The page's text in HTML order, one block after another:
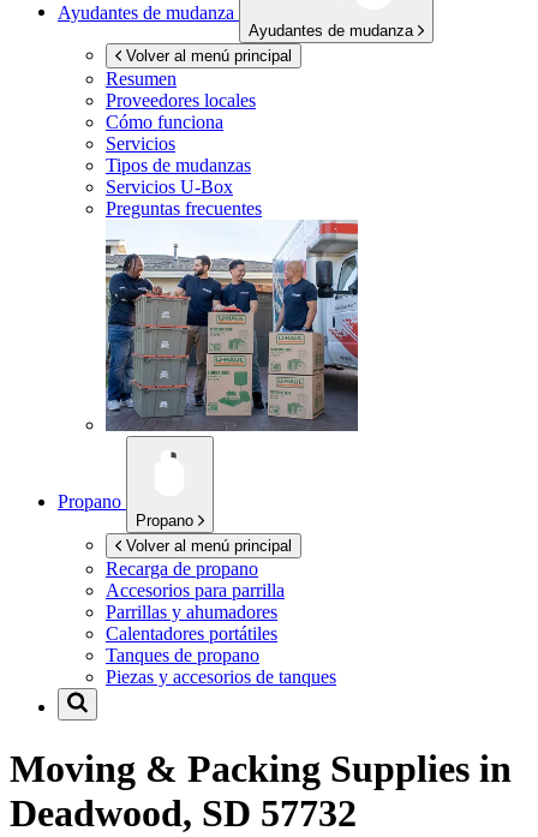
Ayudantes de mudanza
Ayudantes de mudanza
Volver al menú principal
Resumen
Proveedores locales
Cómo funciona
Servicios
Tipos de mudanzas
Servicios U-Box
Preguntas frecuentes
Propano
Propano
Volver al menú principal
Recarga de propano
Accesorios para parrilla
Parrillas y ahumadores
Calentadores portátiles
Tanques de propano
Piezas y accesorios de tanques
Moving & Packing Supplies in
Deadwood, SD 57732